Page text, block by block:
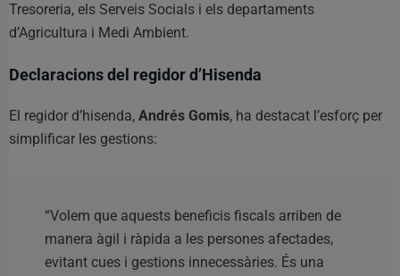
Tresoreria, els Serveis Socials i els departaments
d’Agricultura i Medi Ambient.
Declaracions del regidor d’Hisenda
El regidor d’hisenda, Andrés Gomis, ha destacat l’esforç per
simplificar les gestions:
“Volem que aquests beneficis fiscals arriben de
manera àgil i ràpida a les persones afectades,
evitant cues i gestions innecessàries. És una